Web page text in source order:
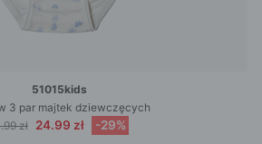
51015kids
3 par majtek dziewczęcych
zł
24.99 zł -29%